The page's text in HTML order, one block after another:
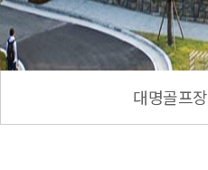
대명골프장